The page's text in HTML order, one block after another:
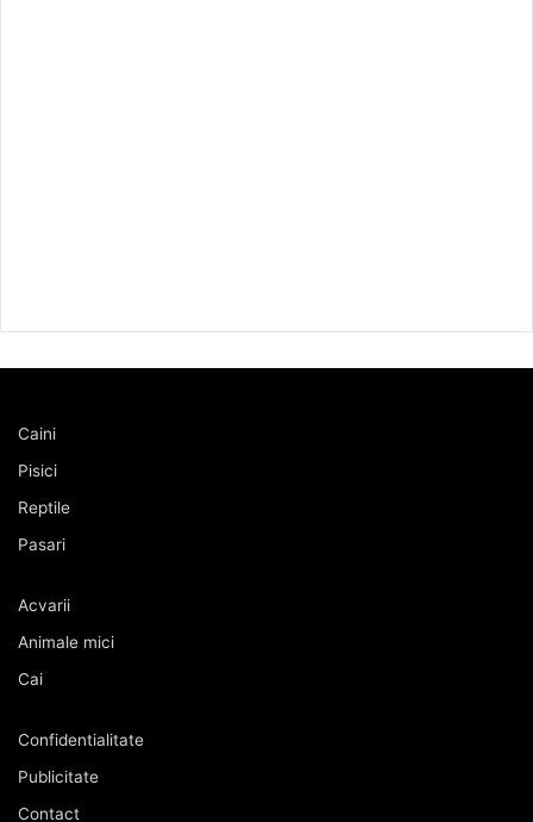
Caini
Pisici
Reptile
Pasari
Acvarii
Animale mici
Cai
Confidentialitate
Publicitate
Contact